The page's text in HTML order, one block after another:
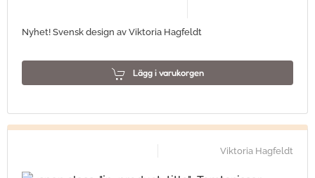
Nyhet! Svensk design av Viktoria Hagfeldt
Lägg i varukorgen
Viktoria Hagfeldt